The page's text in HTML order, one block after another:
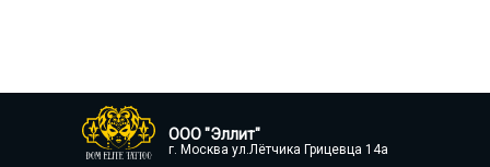
ООО "Эллит"
г. Москва ул.Лётчика Грицевца 14а